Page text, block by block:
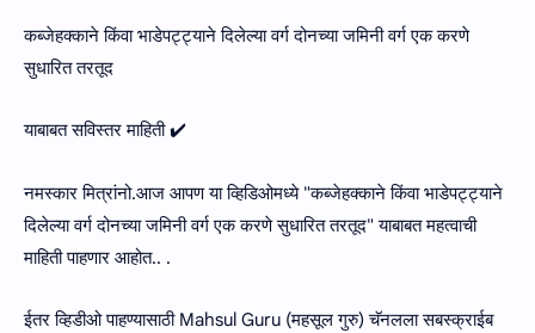
कब्जेहक्काने किंवा भाडेपट्ट्याने दिलेल्या वर्ग दोनच्या जमिनी वर्ग एक करणे
सुधारित तरतूद
याबाबत सविस्तर माहिती ✔️
नमस्कार मित्रांनो.आज आपण या व्हिडिओमध्ये "कब्जेहक्काने किंवा भाडेपट्ट्याने
दिलेल्या वर्ग दोनच्या जमिनी वर्ग एक करणे सुधारित तरतूद" याबाबत महत्वाची
माहिती पाहणार आहोत.. .
ईतर व्हिडीओ पाहण्यासाठी Mahsul Guru (महसूल गुरु) चॅनलला सबस्क्राईब